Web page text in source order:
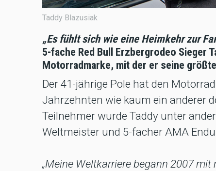
Taddy Blazusiak
„Es fühlt sich wie eine Heimkehr zur
5-fache Red Bull Erzbergrodeo Sieger
Motorradmarke, mit der er seine
Der 41-jährige Pole hat den
Jahrzehnten wie kaum ein anderer
Teilnehmer wurde Taddy unter
Weltmeister und 5-facher AMA
„Meine Weltkarriere begann 2007